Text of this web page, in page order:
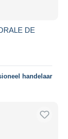
DE
handelaar